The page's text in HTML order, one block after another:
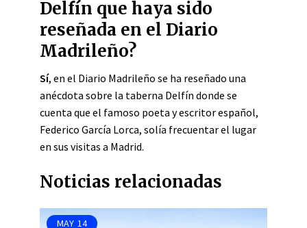
Delfín que haya sido
reseñada en el Diario
Madrileño?
Sí, en el Diario Madrileño se ha reseñado una
anécdota sobre la taberna Delfín donde se
cuenta que el famoso poeta y escritor español,
Federico García Lorca, solía frecuentar el lugar
en sus visitas a Madrid.
Noticias relacionadas
MAY 14